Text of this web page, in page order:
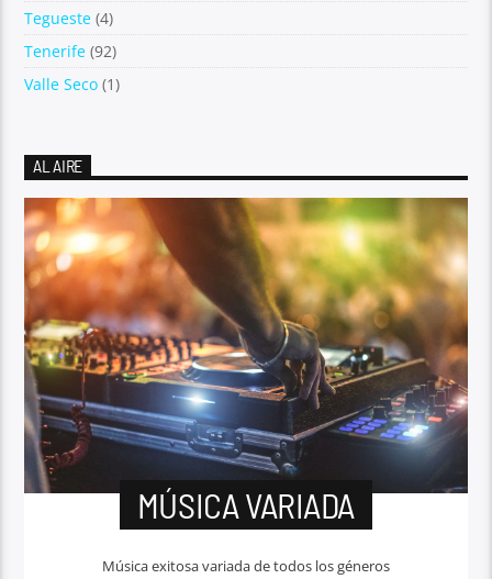
Tegueste (4)
Tenerife (92)
Valle Seco (1)
AL AIRE
MÚSICA VARIADA
Música exitosa variada de todos los géneros